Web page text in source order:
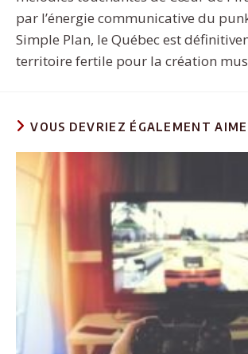
par l’énergie communicative du
Simple Plan, le Québec est
territoire fertile pour la création
VOUS DEVRIEZ ÉGALEMENT